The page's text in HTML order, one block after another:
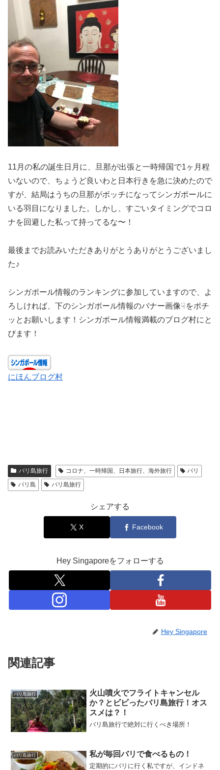
11月の私の誕生日月に、旦那が出張と一時帰国で1ヶ月程
いないので、ちょうど良いわと日本行きを急に決めたので
すが、結局はうちの旦那がボッチになってシンガポールに
いる羽目になりました。しかし、すごいタイミングでコロ
ナを回避した私って持ってるな〜！
最後までお読みいただきありがとうありがとうございまし
た♪
シンガポール情報のランキングに参加していますので、よ
ろしければ、下のシンガポール情報のバナー画像☟をポチ
ッとお願いします！シンガポール情報満載のブログ村にと
びます！
にほんブログ村
バリ島旅行 コロナ、一時帰国、日本旅行、海外旅行
バリ
バリ島
バリ島旅行
シェアする
X Facebook
Hey Singaporeをフォローする
Hey Singapore
関連記事
バリ島旅行
火山噴火でフライトキャンセル
か？とビビったバリ島旅行！オス
スメは？！
バリ島旅行で絶対に行くべき場所！
バリ島旅行 私が毎回バリで食べるもの！
定期的にバリに行く私ですが、インドネ